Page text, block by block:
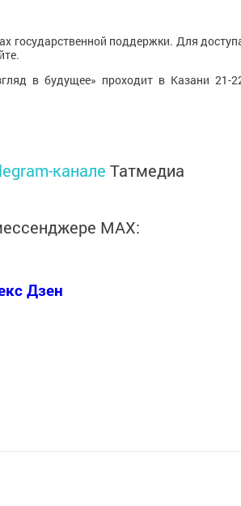
государственной поддержки. Для
в будущее» проходит в Казани 21-
канале Татмедиа
MАХ:
Дзен